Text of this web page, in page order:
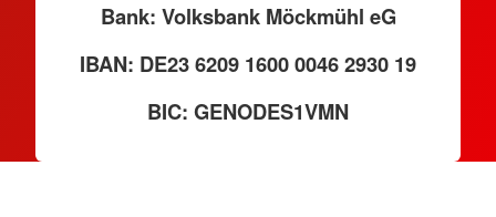
Bank: Volksbank Möckmühl eG
IBAN: DE23 6209 1600 0046 2930 19
BIC: GENODES1VMN